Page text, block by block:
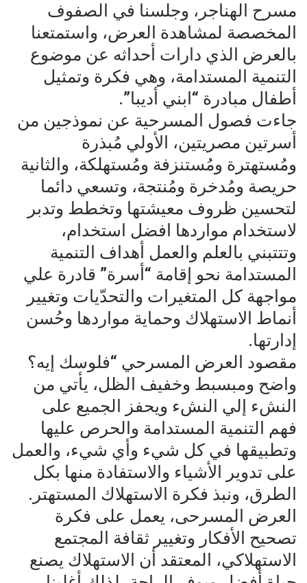
مسرح الهناجر، وجلسنا في الصفوف
المخصصة لمشاهدة العرض، واستمتعنا
بالعرض الذي دارات أحداثه عن موضوع
التنمية المستدامة، وهي فكرة وتمثيل
أطفال مبادرة “ابني أديبا”.
جاءت فصول المسرحية عن نموذجين من
أسرتين مصريتين، الأولي مُبذرة
ومُستهترة ومُستنزفة ومُستهلكة، والثانية
حريصة ومُدخرة ومُنتجة، وتسعي دائما
لتحسين ظروف معيشتها وتخطط وتدبر
لاستخدام مواردها افضل استخدام،
وتتتبني بالعلم والعمل أهداف التنمية
المستدامة نحو إقامة “أسرة” قادرة علي
مواجهة كل المتغيرات والتحدّيات وتغيير
أنماط الاستهلاك وحماية مواردها وحُسن
إدارتها.
مقصود العرض المسرحي “فلوسك إيه؟
واضح ومبسبط وخفيف الظل، يأتي من
النشء إلي النشء ويحفز الجميع على
فهم التنمية المستدامة والحرص عليها
وتطبيقها في كل شيء وأي شيء، والعمل
على تدوير الأشياء والاستفادة منها بكل
الطرق، ونبذ فكرة الاستهلاك المستهتر.
العرض المسرحى، يعمل على فكرة
تصحيح الأفكار وتغيير ثقافة المجتمع
الاستهلاكي، المعتقد أن الاستهلاك يصنع